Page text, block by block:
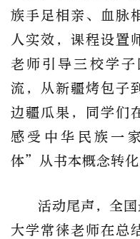
族手足相亲、血脉
人实效，课程设置
老师引导三校学
流，从新疆烤包子
边疆瓜果，同学们
感受中华民族一
体”从书本概念转化
活动尾声，全
大学常徕老师在总